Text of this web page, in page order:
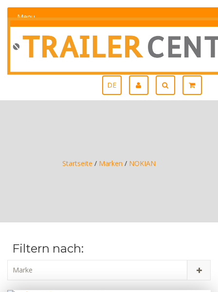
Menu
DE
Startseite / Marken / NOKIAN
Filtern nach:
Marke